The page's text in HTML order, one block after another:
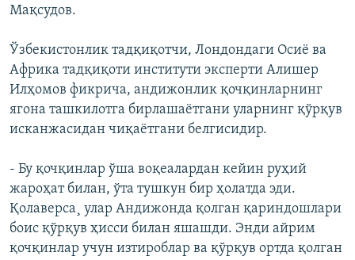
Мақсудов.
Ўзбекистонлик тадқиқотчи, Лондондаги Осиё ва
Африка тадқиқоти институти эксперти Алишер
Илҳомов фикрича, андижонлик қочқинларнинг
ягона ташкилотга бирлашаётгани уларнинг қўрқув
исканжасидан чиқаётгани белгисидир.
- Бу қочқинлар ўша воқеалардан кейин руҳий
жароҳат билан, ўта тушкун бир ҳолатда эди.
Қолаверса¸ улар Андижонда қолган қариндошлари
боис қўрқув ҳисси билан яшашди. Энди айрим
қочқинлар учун изтироблар ва қўрқув ортда қолган